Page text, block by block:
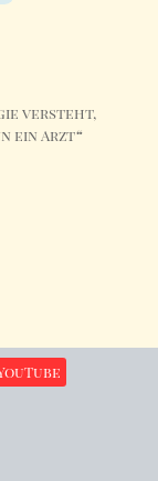
versteht,
ein Arzt“